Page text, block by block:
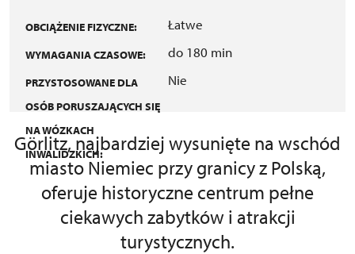
OBCIĄŻENIE FIZYCZNE: Łatwe
WYMAGANIA CZASOWE: do 180 min
PRZYSTOSOWANE DLA
OSÓB PORUSZAJĄCYCH SIĘ
NA WÓZKACH
INWALIDZKICH:
Nie
Görlitz, najbardziej wysunięte na wschód
miasto Niemiec przy granicy z Polską,
oferuje historyczne centrum pełne
ciekawych zabytków i atrakcji
turystycznych.